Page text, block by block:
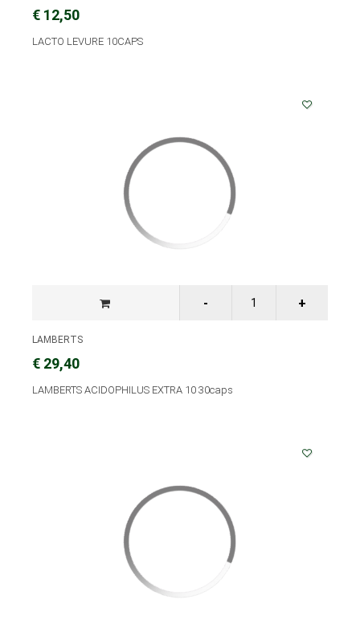
€ 12,50
LACTO LEVURE 10CAPS
LAMBERTS
€ 29,40
LAMBERTS ACIDOPHILUS EXTRA 10 30caps